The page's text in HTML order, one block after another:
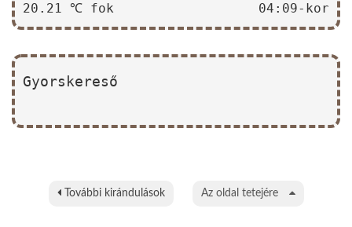
20.21 ℃ fok 04:09-kor
Gyorskereső
További kirándulások Az oldal tetejére